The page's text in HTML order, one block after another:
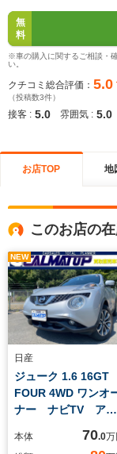
無
料
※車の購入に関するご相談・
い。
クチコミ総合評価： 5.0
（投稿数3件）
接客 : 5.0 雰囲気 : 5.0
お店TOP 地
このお店の
NEW
日産
ジューク 1.6 16GT
FOUR 4WD ワンオ
ナー ナビTV アラ
ー ETC プッシュ
本体 70.0万